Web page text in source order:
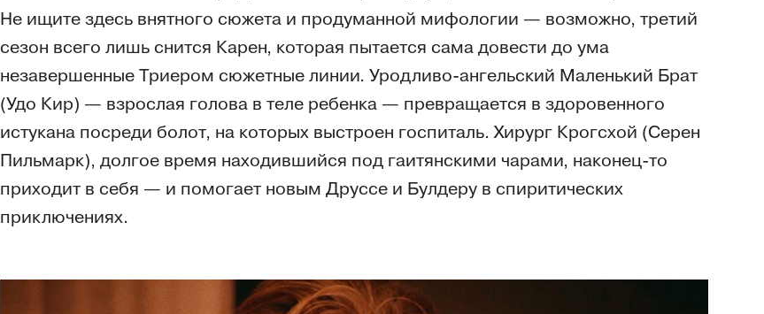
Не ищите здесь внятного сюжета и продуманной мифологии — возможно, третий
сезон всего лишь снится Карен, которая пытается сама довести до ума
незавершенные Триером сюжетные линии. Уродливо-ангельский Маленький Брат
(Удо Кир) — взрослая голова в теле ребенка — превращается в здоровенного
истукана посреди болот, на которых выстроен госпиталь. Хирург Крогсхой (Серен
Пильмарк), долгое время находившийся под гаитянскими чарами, наконец-то
приходит в себя — и помогает новым Друссе и Булдеру в спиритических
приключениях.